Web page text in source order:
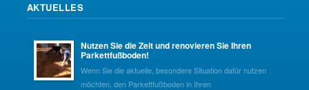
AKTUELLES
Nutzen Sie die Zeit und renovieren Sie Ihren
Parkettfußboden!
Wenn Sie die aktuelle, besondere Situation dafür nutzen
möchten, den Parkettfußboden in Ihren